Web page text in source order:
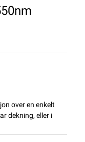
over en enkelt
dekning, eller i